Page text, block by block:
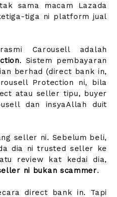
sama macam Lazada
tiga ni platform jual
Carousell adalah
. Sistem pembayaran
berhad (direct bank in,
Protection ni, bila
atau seller tipu, buyer
dan insyaAllah duit
seller ni. Sebelum beli,
dia ni trusted seller ke
review kat kedai dia,
ni bukan scammer.
direct bank in. Tapi